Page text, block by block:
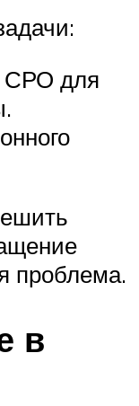
СРО для
проблема.
в